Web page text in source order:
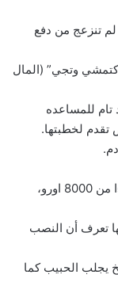
تنزعج من دفع
كتمشي وتجي” (المال
تام للمساعده
لخطبتها.
نحن نعد طلاسم روحانية بأثمنة مناسبة جدا، بدءا من 8000 اورو،
تعرف أن النصب
يجلب الحبيب كما